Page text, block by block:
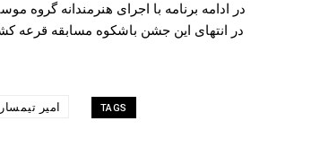
در ادامه برنامه با اجرای هنرمندانه
TAGS امیر